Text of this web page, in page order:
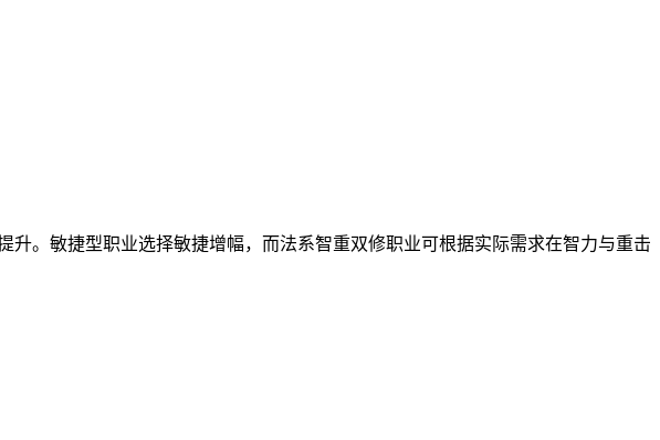
。敏捷型职业选择敏捷增幅，而法系智重双修职业可根据实际需求在智力与重击